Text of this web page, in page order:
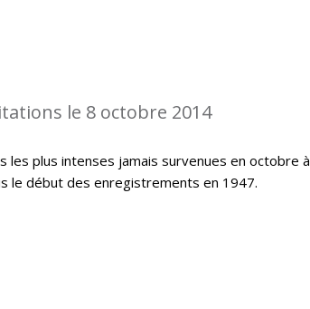
le 8 octobre 2014
plus intenses jamais survenues en octobre à
le début des enregistrements en 1947.